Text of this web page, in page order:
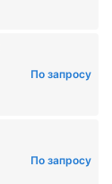
По запросу
По запросу